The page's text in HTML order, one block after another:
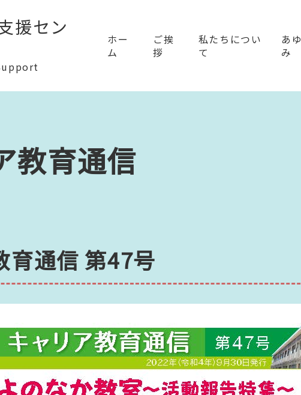
援セン
ホー
ム
ご挨
拶
私たちについ
て
あゆ
み
教育通信
育通信 第47号